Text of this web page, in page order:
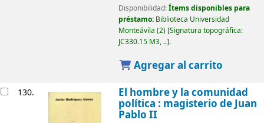
Disponibilidad:Ítems disponibles para
préstamo: Biblioteca Universidad
Monteávila (2) Signatura topográfica:
JC330.15 M3, .. .
Agregar al carrito
130. El hombre y la comunidad
política : magisterio de Juan
Pablo II